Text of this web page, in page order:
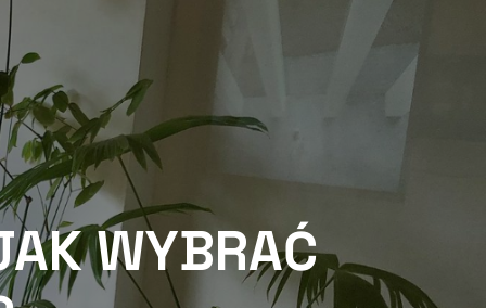
WYBRAĆ